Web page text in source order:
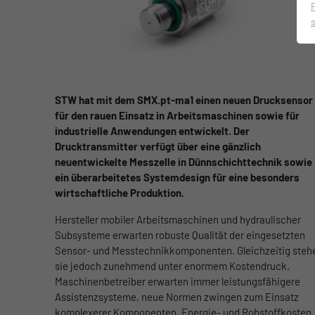
STW hat mit dem SMX.pt-ma1 einen neuen Drucksensor
für den rauen Einsatz in Arbeitsmaschinen sowie für
industrielle Anwendungen entwickelt. Der
Drucktransmitter verfügt über eine gänzlich
neuentwickelte Messzelle in Dünnschichttechnik sowie
ein überarbeitetes Systemdesign für eine besonders
wirtschaftliche Produktion.
Hersteller mobiler Arbeitsmaschinen und hydraulischer
Subsysteme erwarten robuste Qualität der eingesetzten
Sensor- und Messtechnikkomponenten. Gleichzeitig
sie jedoch zunehmend unter enormem Kostendruck.
Maschinenbetreiber erwarten immer leistungsfähigere
Assistenzsysteme, neue Normen zwingen zum Einsatz
komplexerer Komponenten, Energie- und Rohstoffkosten